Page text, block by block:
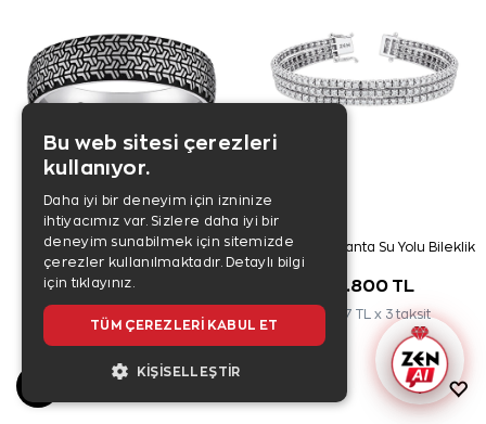
Evlilik Alyansı Erkek
26.300 TL
8.767 TL x 3 taksit
3,30 Karat Pırlanta Su Yolu Bileklik
318.800 TL
106.267 TL x 3 taksit
Bu web sitesi çerezleri
kullanıyor.
Daha iyi bir deneyim için izninize
ihtiyacımız var. Sizlere daha iyi bir
deneyim sunabilmek için sitemizde
çerezler kullanılmaktadır. Detaylı bilgi
için tıklayınız.
TÜM ÇEREZLERI KABUL ET
KIŞISELLEŞTIR